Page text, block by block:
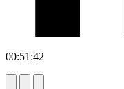
00:51:42